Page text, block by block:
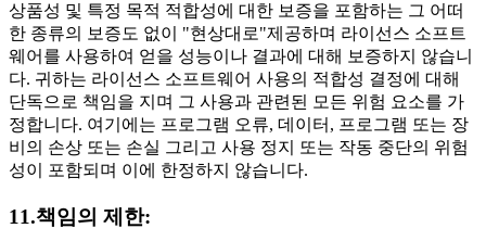
상품성 및 특정 목적 적합성에 대한 보증을 포함하는 그 어떠
한 종류의 보증도 없이 "현상대로"제공하며 라이선스 소프트
웨어를 사용하여 얻을 성능이나 결과에 대해 보증하지 않습니
다. 귀하는 라이선스 소프트웨어 사용의 적합성 결정에 대해
단독으로 책임을 지며 그 사용과 관련된 모든 위험 요소를 가
정합니다. 여기에는 프로그램 오류, 데이터, 프로그램 또는 장
비의 손상 또는 손실 그리고 사용 정지 또는 작동 중단의 위험
성이 포함되며 이에 한정하지 않습니다.
11.책임의 제한: